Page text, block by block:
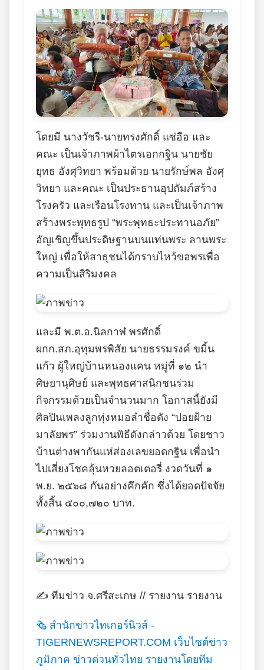
โดยมี นางวัชรี-นายทรงศักดิ์ แซ่อือ และ
คณะ เป็นเจ้าภาพผ้าไตรเอกกฐิน นายชัย
ยุทธ อังศุวิทยา พร้อมด้วย นายรักษ์พล อังศุ
วิทยา และคณะ เป็นประธานอุปถัมภ์สร้าง
โรงครัว และเรือนโรงทาน และเป็นเจ้าภาพ
สร้างพระพุทธรูป “พระพุทธะประทานอภัย”
อัญเชิญขึ้นประดิษฐานบนแท่นพระ ลานพระ
ใหญ่ เพื่อให้สาธุชนได้กราบไหว้ขอพรเพื่อ
ความเป็นสิริมงคล
และมี พ.ต.อ.นิลกาฬ พรศักดิ์
ผกก.สภ.อุทุมพรพิสัย นายธรรมรงค์ ขมิ้น
แก้ว ผู้ใหญ่บ้านหนองแคน หมู่ที่ ๑๒ นำ
ศิษยานุศิษย์ และพุทธศาสนิกชนร่วม
กิจกรรมด้วยเป็นจำนวนมาก โอกาสนี้ยังมี
ศิลปินเพลงลูกทุ่งหมอลำชื่อดัง “ปอยฝ้าย
มาลัยพร” ร่วมงานพิธีดังกล่าวด้วย โดยชาว
บ้านต่างพากันแห่ส่องเลขยอดกฐิน เพื่อนำ
ไปเสี่ยงโชคลุ้นหวยลอตเตอรี่ งวดวันที่ ๑
พ.ย. ๒๕๖๘ กันอย่างคึกคัก ซึ่งได้ยอดปัจจัย
ทั้งสิ้น ๕๐๐,๗๒๐ บาท.
✍️ ทีมข่าว จ.ศรีสะเกษ // รายงาน รายงาน
🗞️ สำนักข่าวไทเกอร์นิวส์ -
TIGERNEWSREPORT.COM เว็บไซต์ข่าว
ภูมิภาค ข่าวด่วนทั่วไทย รายงานโดยทีม